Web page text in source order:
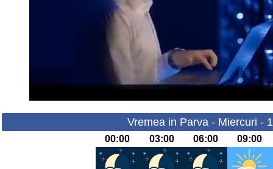
Vremea in Parva - Miercuri -
00:00 03:00 06:00 09:00